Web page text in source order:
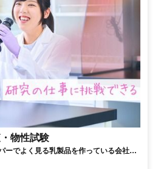
物性試験
でよく見る乳製品を作っている会社
の可能性あり★